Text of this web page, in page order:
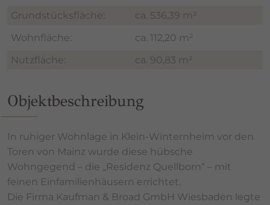
Grundstücksfläche:
ca. 536,39 m²
Wohnfläche:
ca. 112,20 m²
Nutzfläche:
ca. 90,83 m²
Objektbeschreibung
In ruhiger Wohnlage in Klein-Winternheim vor den
Toren von Mainz wurde diese hübsche
Wohngegend – die „Residenz Quellborn“ – mit
feinen Einfamilienhäusern errichtet.
Die Firma Kaufman & Broad GmbH Wiesbaden legte